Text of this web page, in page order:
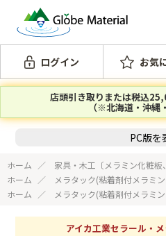
ログイン お気
店頭引き取りまたは税込
（※北海道・沖縄
PC版を
ホーム 家具・木工〔メラミン化粧板
ホーム
メラタック(粘着剤付メラミ
ホーム
メラタック(粘着剤付メラミ
アイカ工業セラール・